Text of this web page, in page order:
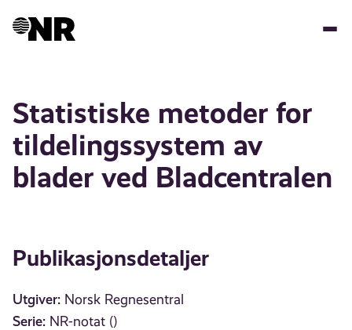
Statistiske metoder for
tildelingssystem av
blader ved Bladcentralen
Publikasjonsdetaljer
Utgiver: Norsk Regnesentral
Serie: NR-notat ()